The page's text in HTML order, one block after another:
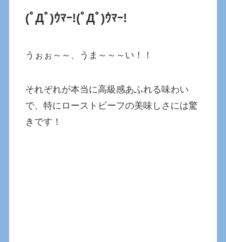
(ﾟДﾟ)ｳﾏｰ!(ﾟДﾟ)ｳﾏｰ!
うぉぉ～～、うま～～～い！！
それぞれが本当に高級感あふれる味わい
で、特にローストビーフの美味しさには驚
きです！